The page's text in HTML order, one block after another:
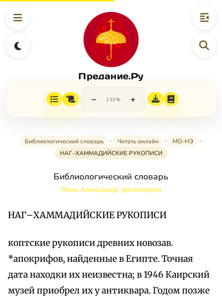
Предание.Ру
− 110% +
Библиологический словарь Читать онлайн
МО–НЭ
НАГ–ХАММАДИЙСКИЕ РУКОПИСИ
Библиологический словарь
Мень Александр, протоиерей
НАГ–ХАММАДИЙСКИЕ РУКОПИСИ
коптские рукописи древних новозав.
*апокрифов, найденные в Египте. Точная
дата находки их неизвестна; в 1946 Каирский
музей приобрел их у антиквара. Годом позже